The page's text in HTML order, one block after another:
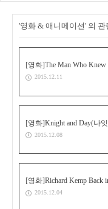
'영화 & 애니메이션' 의 관
[영화]The Man Who
2015.12.11
[영화]Knight and Day(나
2015.12.08
[영화]Richard Kemp Back
2015.12.04